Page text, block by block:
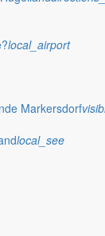
local_airport
Markersdorf
local_see